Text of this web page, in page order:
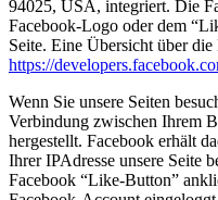
94025, USA, integriert. Die
Facebook-Logo oder dem
Seite. Eine Übersicht über
https://
Wenn Sie unsere Seiten
Verbindung zwischen Ihrem
hergestellt. Facebook erhält
Ihrer IPAdresse unsere Seite
Facebook “Like-Button”